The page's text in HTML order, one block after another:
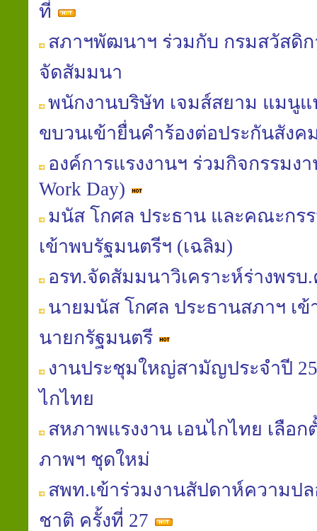
ที่
สภาฯพัฒนาฯ ร่วมกับ กรมสวัสดิก
จัดสัมมนา
พนักงานบริษัท เจมส์สยาม แมนูแ
ขบวนเข้ายื่นคำร้องต่อประกันสังค
องค์การแรงงานฯ ร่วมกิจกรรมง
Work Day)
มนัส โกศล ประธาน และคณะกร
เข้าพบรัฐมนตรีฯ (เฉลิม)
อรท.จัดสัมมนาวิเคราะห์ร่างพรบ
นายมนัส โกศล ประธานสภาฯ เ
นายกรัฐมนตรี
งานประชุมใหญ่สามัญประจำปี
ไกไทย
สหภาพแรงงาน เอนไกไทย เลือ
ภาพฯ ชุดใหม่
สพท.เข้าร่วมงานสัปดาห์ความป
ชาติ ครั้งที่ 27